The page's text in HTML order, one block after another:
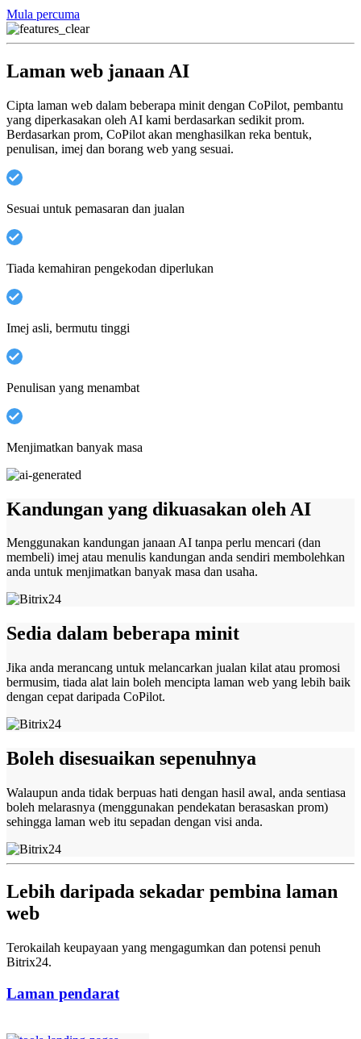
Mula percuma
Laman web janaan AI
Cipta laman web dalam beberapa minit dengan CoPilot, pembantu
yang diperkasakan oleh AI kami berdasarkan sedikit prom.
Berdasarkan prom, CoPilot akan menghasilkan reka bentuk,
penulisan, imej dan borang web yang sesuai.
Sesuai untuk pemasaran dan jualan
Tiada kemahiran pengekodan diperlukan
Imej asli, bermutu tinggi
Penulisan yang menambat
Menjimatkan banyak masa
Kandungan yang dikuasakan oleh AI
Menggunakan kandungan janaan AI tanpa perlu mencari (dan
membeli) imej atau menulis kandungan anda sendiri membolehkan
anda untuk menjimatkan banyak masa dan usaha.
Sedia dalam beberapa minit
Jika anda merancang untuk melancarkan jualan kilat atau promosi
bermusim, tiada alat lain boleh mencipta laman web yang lebih baik
dengan cepat daripada CoPilot.
Boleh disesuaikan sepenuhnya
Walaupun anda tidak berpuas hati dengan hasil awal, anda sentiasa
boleh melarasnya (menggunakan pendekatan berasaskan prom)
sehingga laman web itu sepadan dengan visi anda.
Lebih daripada sekadar pembina laman
web
Terokailah keupayaan yang mengagumkan dan potensi penuh
Bitrix24.
Laman pendarat